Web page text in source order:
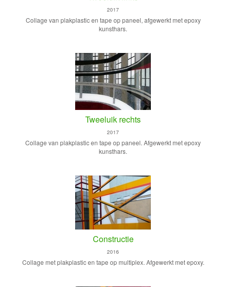
2017
Collage van plakplastic en tape op paneel, afgewerkt met epoxy
kunsthars.
Tweeluik rechts
2017
Collage van plakplastic en tape op paneel. Afgewerkt met epoxy
kunsthars.
Constructie
2016
Collage met plakplastic en tape op multiplex. Afgewerkt met epoxy.